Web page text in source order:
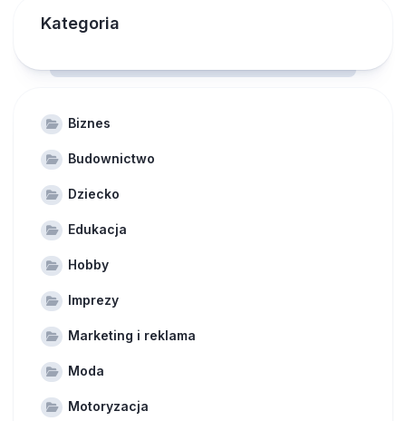
Kategoria
Biznes
Budownictwo
Dziecko
Edukacja
Hobby
Imprezy
Marketing i reklama
Moda
Motoryzacja